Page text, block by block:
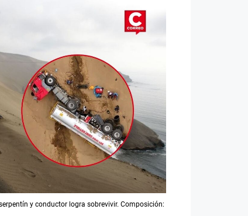
y conductor logra sobrevivir. Composición: